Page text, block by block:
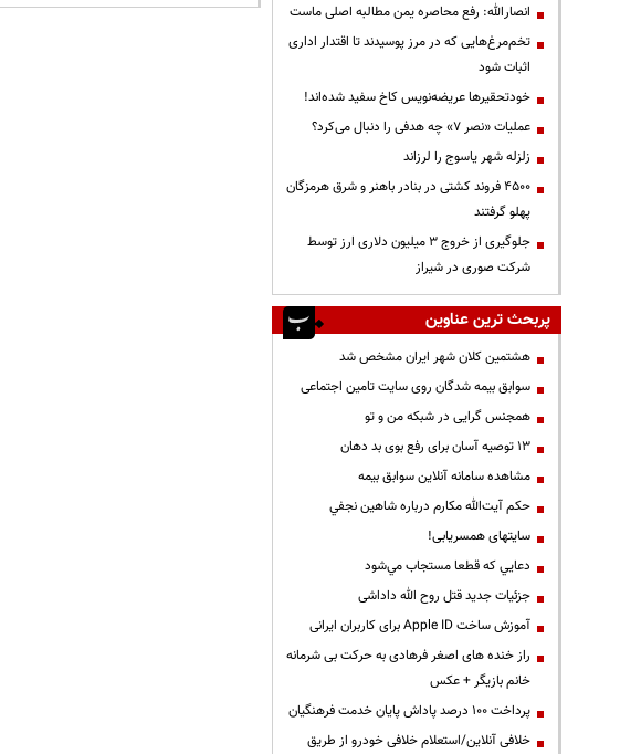
انصارالله: رفع محاصره یمن مطالبه اصلی ماست
تخم‌مرغ‌هایی که در مرز پوسیدند تا اقتدار اداری
اثبات شود
خودتحقیرها عریضه‌نویس کاخ سفید شده‌اند!
عملیات «نصر ۷» چه هدفی را دنبال می‌کرد؟
زلزله شهر یاسوج را لرزاند
۴۵۰۰ فروند کشتی در بنادر باهنر و شرق هرمزگان
پهلو گرفتند
جلوگیری از خروج ۳ میلیون دلاری ارز توسط
شرکت صوری در شیراز
پربحث ترین عناوین
هشتمین کلان شهر ایران مشخص شد
سوابق بیمه شدگان روی سایت تامین اجتماعی
همجنس گرایی در شبکه من و تو
13 توصیه آسان برای رفع بوی بد دهان
مشاهده سامانه آنلاين سوابق بیمه
حكم آيت‌الله مكارم درباره شاهين نجفي
سایتهای همسریابی!
دعايي كه قطعا مستجاب مي‌شود
جزئیات جدید قتل روح الله داداشی
آموزش ساخت Apple ID برای کاربران ایرانی
راز خنده های اصغر فرهادی به حرکت بی شرمانه
خانم بازیگر + عکس
پرداخت ۱۰۰ درصد پاداش پایان خدمت فرهنگیان
خلافی آنلاین/استعلام خلافی خودرو از طریق